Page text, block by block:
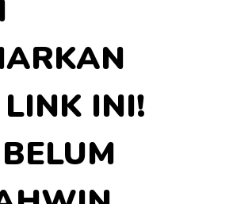
INI!